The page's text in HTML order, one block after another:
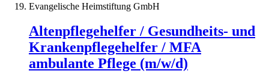
Evangelische Heimstiftung GmbH
Altenpflegehelfer / Gesundheits- und
Krankenpflegehelfer / MFA
ambulante Pflege (m/w/d)